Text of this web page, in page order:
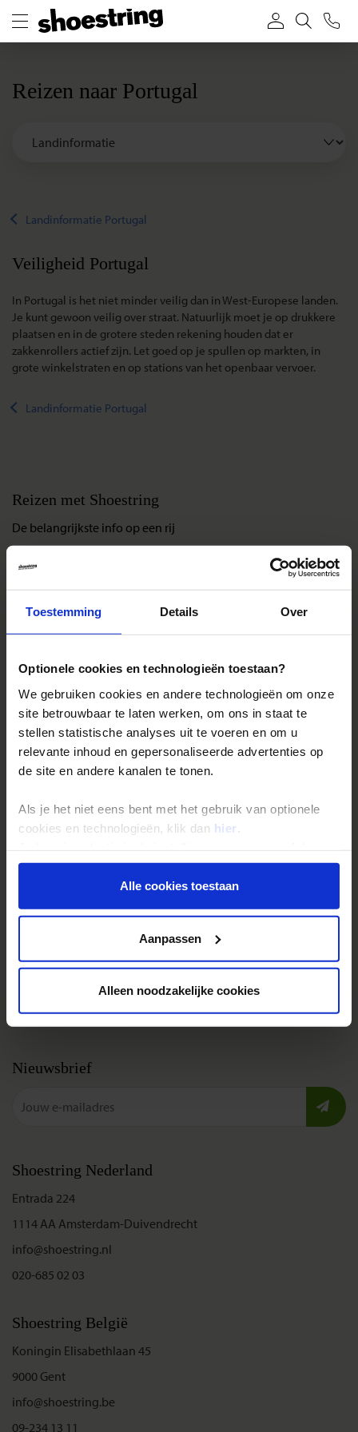
Toestemming Details Over
Optionele cookies en technologieën toestaan?
We gebruiken cookies en andere technologieën om onze
site betrouwbaar te laten werken, om ons in staat te
stellen statistische analyses uit te voeren en om u
relevante inhoud en gepersonaliseerde advertenties op
de site en andere kanalen te tonen.
Als je het niet eens bent met het gebruik van optionele
cookies en technologieën, klik dan hier
onder aan de pagina op elk gewenst moment voor de
toekomst wijzigen.Alle cookies toestaan
Aanpassen
Alleen noodzakelijke cookies
Reizen naar Portugal
Landinformatie Portugal
Veiligheid Portugal
In Portugal is het niet minder veilig dan in West-Europese landen.
Je kunt gewoon veilig over straat. Natuurlijk moet je op drukkere
plaatsen en in de grotere steden rekening houden dat er
zakkenrollers actief zijn. Let goed op je spullen op markten, in
grote winkelstraten en op stations van het openbaar vervoer.
Landinformatie Portugal
Reizen met Shoestring
De belangrijkste info op een rij
Reis- en annuleringsvoorwaarden
Veelgestelde vragen
Reisthema's
Groepsreizen
Single reizen
Gegarandeerde reizen
Nieuwe reizen
Bel, mail of chat met ons
Cookies instellingen
Disclaimer & copyright
Vacatures
Nieuwsbrief
Shoestring Nederland
Entrada 224
1114 AA Amsterdam-Duivendrecht
info@shoestring.nl
020-685 02 03
Shoestring België
Koningin Elisabethlaan 45
9000 Gent
info@shoestring.be
09-234 13 11